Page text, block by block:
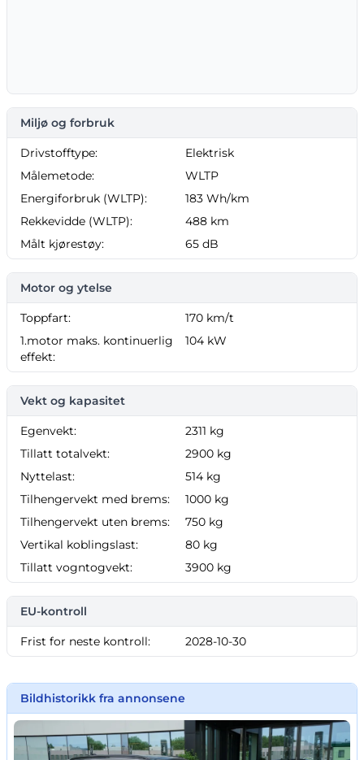
Miljø og forbruk
Drivstofftype:
Elektrisk
Målemetode:
WLTP
Energiforbruk (WLTP):
183 Wh/km
Rekkevidde (WLTP):
488 km
Målt kjørestøy:
65 dB
Motor og ytelse
Toppfart:
170 km/t
1.motor maks. kontinuerlig
effekt:
104 kW
Vekt og kapasitet
Egenvekt:
2311 kg
Tillatt totalvekt:
2900 kg
Nyttelast:
514 kg
Tilhengervekt med brems:
1000 kg
Tilhengervekt uten brems:
750 kg
Vertikal koblingslast:
80 kg
Tillatt vogntogvekt:
3900 kg
EU-kontroll
Frist for neste kontroll: 2028-10-30
Bildhistorikk fra annonsene